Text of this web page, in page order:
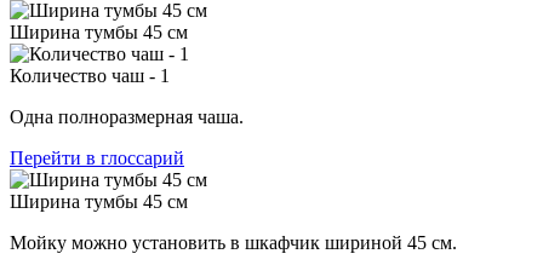
Ширина тумбы 45 см
Количество чаш - 1
Одна полноразмерная чаша.
Перейти в глоссарий
Ширина тумбы 45 см
Мойку можно установить в шкафчик шириной 45 см.